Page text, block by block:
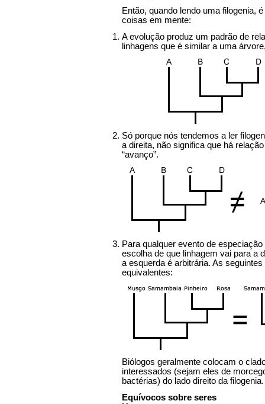
Então, quando lendo uma filogenia,
coisas em mente:
A evolução produz um padrão de
linhagens que é similar a uma
Só porque nós tendemos a ler
a direita, não significa que há
“avanço”.
Para qualquer evento de
escolha de que linhagem vai para a
a esquerda é arbitrária. As
equivalentes:
Biólogos geralmente colocam o
interessados (sejam eles de
bactérias) do lado direito da filogenia.
Equívocos sobre seres